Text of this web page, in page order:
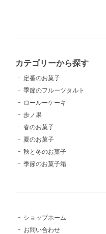
カテゴリーから探す
定番のお菓子
季節のフルーツタルト
ロールーケーキ
歩ノ果
春のお菓子
夏のお菓子
秋と冬のお菓子
季節のお菓子箱
ショップホーム
お問い合わせ